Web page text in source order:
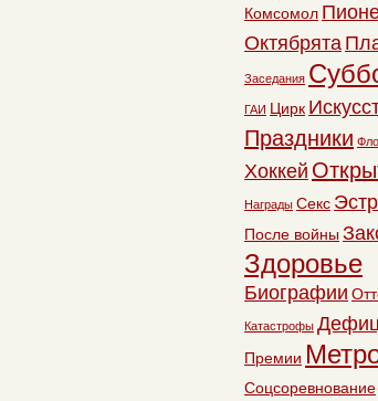
Комсомол
Октябрята
Заседания
ГАИ Цирк
Праздники
Хоккей
Награды Секс
После войны
Здоровье
Биографии
Катастрофы
Премии
Соцсоревнование